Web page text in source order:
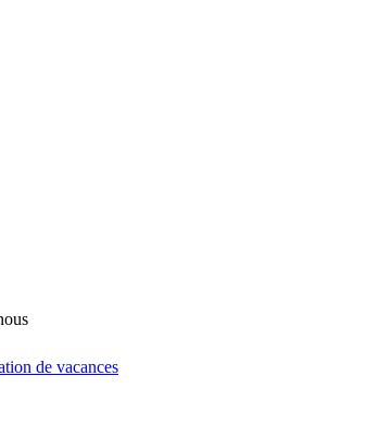
de vacances